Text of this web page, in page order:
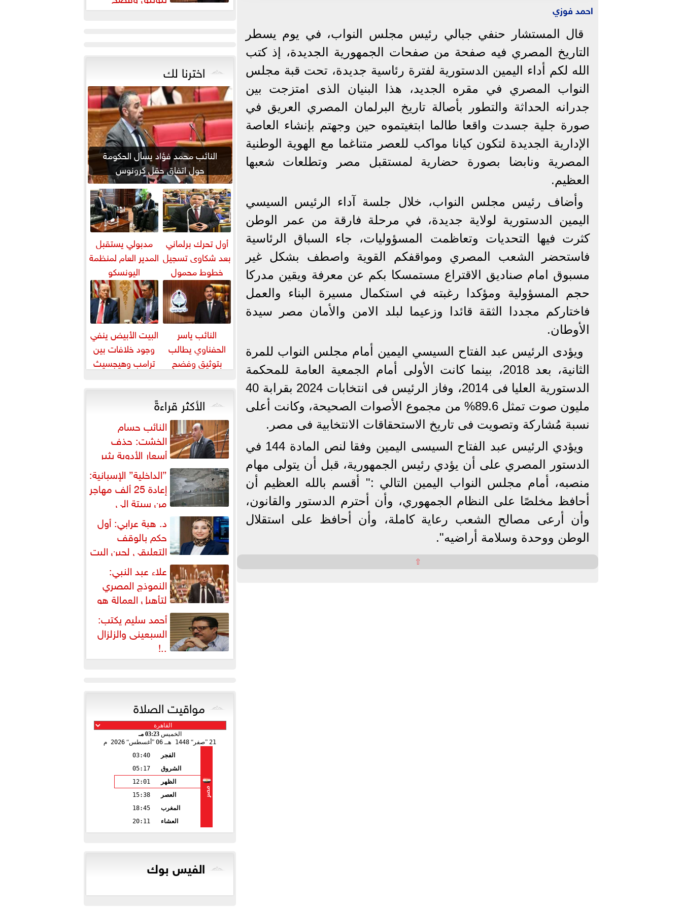
احمد فوزي
قال المستشار حنفي جبالي رئيس مجلس النواب، في يوم يسطر
التاريخ المصري فيه صفحة من صفحات الجمهورية الجديدة، إذ كتب
الله لكم أداء اليمين الدستورية لفترة رئاسية جديدة، تحت قبة مجلس
النواب المصري في مقره الجديد، هذا البنيان الذى امتزجت بين
جدرانه الحداثة والتطور بأصالة تاريخ البرلمان المصري العريق في
صورة جلية جسدت واقعا طالما ابتغيتموه حين وجهتم بإنشاء العاصة
الإدارية الجديدة لتكون كيانا مواكب للعصر متناغما مع الهوية الوطنية
المصرية ونابضا بصورة حضارية لمستقبل مصر وتطلعات شعبها
العظيم.
وأضاف رئيس مجلس النواب، خلال جلسة آداء الرئيس السيسي
اليمين الدستورية لولاية جديدة، في مرحلة فارقة من عمر الوطن
كثرت فيها التحديات وتعاظمت المسؤوليات، جاء السباق الرئاسية
فاستحضر الشعب المصري ومواقفكم القوية واصطف بشكل غير
مسبوق امام صناديق الاقتراع مستمسكا بكم عن معرفة ويقين مدركا
حجم المسؤولية ومؤكدا رغبته في استكمال مسيرة البناء والعمل
فاختاركم مجددا الثقة قائدا وزعيما لبلد الامن والأمان مصر سيدة
الأوطان.
ويؤدى الرئيس عبد الفتاح السيسي اليمين أمام مجلس النواب للمرة
الثانية، بعد 2018، بينما كانت الأولى أمام الجمعية العامة للمحكمة
الدستورية العليا فى 2014، وفاز الرئيس فى انتخابات 2024 بقرابة 40
مليون صوت تمثل 89.6% من مجموع الأصوات الصحيحة، وكانت أعلى
نسبة مُشاركة وتصويت فى تاريخ الاستحقاقات الانتخابية فى مصر.
ويؤدي الرئيس عبد الفتاح السيسى اليمين وفقا لنص المادة 144 في
الدستور المصري على أن يؤدي رئيس الجمهورية، قبل أن يتولى مهام
منصبه، أمام مجلس النواب اليمين التالي :" أقسم بالله العظيم أن
أحافظ مخلصًا على النظام الجمهوري، وأن أحترم الدستور والقانون،
وأن أرعى مصالح الشعب رعاية كاملة، وأن أحافظ على استقلال
الوطن ووحدة وسلامة أراضيه".
⇧
الانتهاكات الإسرائيلية في القدس
اخترنا لك
النائب محمد فؤاد يسأل الحكومة
حول اتفاق حقل كرونوس
أول تحرك برلماني
بعد شكاوى تسجيل
خطوط محمول
بأسماء مواطنين
دون علمهم
مدبولي يستقبل
المدير العام لمنظمة
اليونسكو
النائب ياسر
الحفناوي يطالب
بتوثيق وفضح
الإسرائيلية في
القدس
البيت الأبيض ينفي
وجود خلافات بين
ترامب وهيجسيث
الأكثر قراءةً
النائب حسام
الخشت: حذف
أسعار الأدوية يثير
إشكالية دستورية ويهدد حق
المواطن...
”الداخلية” الإسبانية:
إعادة 25 ألف مهاجر
من سبتة إلى
المغرب... وارتفاع حصيلة...
د. هبة عرابي: أول
حكم بالوقف
التعليقي لحين البت
في الطعن على... علاء عبد النبي:
النموذج المصري
لتأهيل العمالة هو
البديل العملي والأمثل لأزمات...
أحمد سليم يكتب:
السبعينى والزلزال
..!
مواقيت الصلاة
الخميس03:23 مـ
21 صفر 1448 هـ 06 أغسطس 2026 م
مصر
الفجر
03:40
الشروق
05:17
الظهر
12:01
العصر
15:38
المغرب
18:45
العشاء
20:11
الفيس بوك